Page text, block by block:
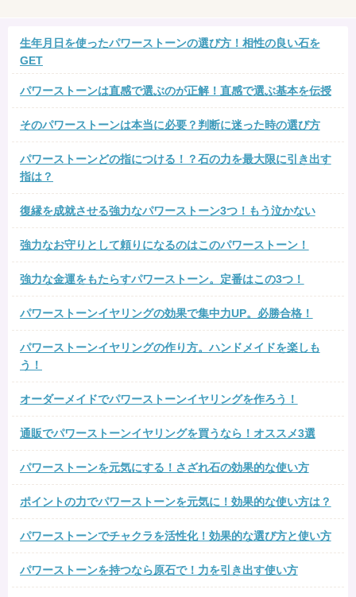
生年月日を使ったパワーストーンの選び方！相性の良い石を
GET
パワーストーンは直感で選ぶのが正解！直感で選ぶ基本を伝授
そのパワーストーンは本当に必要？判断に迷った時の選び方
パワーストーンどの指につける！？石の力を最大限に引き出す
指は？
復縁を成就させる強力なパワーストーン3つ！もう泣かない
強力なお守りとして頼りになるのはこのパワーストーン！
強力な金運をもたらすパワーストーン。定番はこの3つ！
パワーストーンイヤリングの効果で集中力UP。必勝合格！
パワーストーンイヤリングの作り方。ハンドメイドを楽しも
う！
オーダーメイドでパワーストーンイヤリングを作ろう！
通販でパワーストーンイヤリングを買うなら！オススメ3選
パワーストーンを元気にする！さざれ石の効果的な使い方
ポイントの力でパワーストーンを元気に！効果的な使い方は？
パワーストーンでチャクラを活性化！効果的な選び方と使い方
パワーストーンを持つなら原石で！力を引き出す使い方